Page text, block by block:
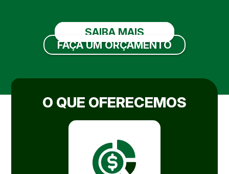
SAIBA MAIS
FAÇA UM ORÇAMENTO
O QUE OFERECEMOS